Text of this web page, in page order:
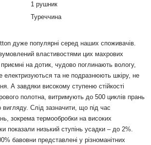
1 рушник
Туреччина
дуже популярні серед наших споживачів.
властивостями цих махрових
приємні на дотик, чудово поглинають вологу,
електризуються та не подразнюють шкіру, не
А завдяки високому ступеню стійкості
полотна, витримують до 500 циклів прань
вигляду. Слід зазначити, що під час
зокрема термообробки на високих
показали низький ступінь усадки – до 2%.
бавовни представлені у різноманітних